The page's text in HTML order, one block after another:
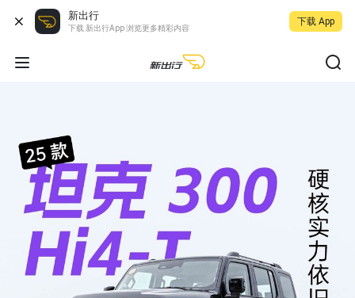
新出行
下载 新出行App 浏览更多精彩内容
下载 App